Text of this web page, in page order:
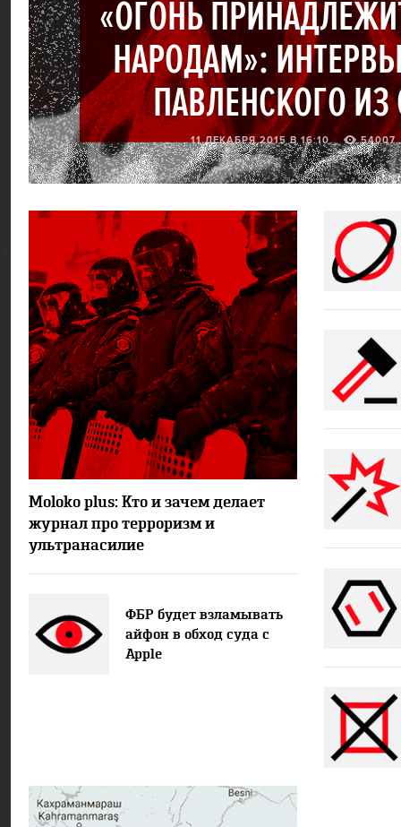
«ОГОНЬ
НАРОДАМ»:
ПАВЛЕНСКОГО ИЗ
11 ДЕКАБРЯ 2015 В 16:10 54007
Moloko plus: Кто и зачем делает
журнал про терроризм и
ультранасилие
ФБР будет взламывать
айфон в обход суда с
Apple